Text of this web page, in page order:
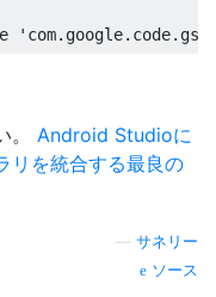
。 Android Studioに
リを統合する最良の
サネリー
ソース